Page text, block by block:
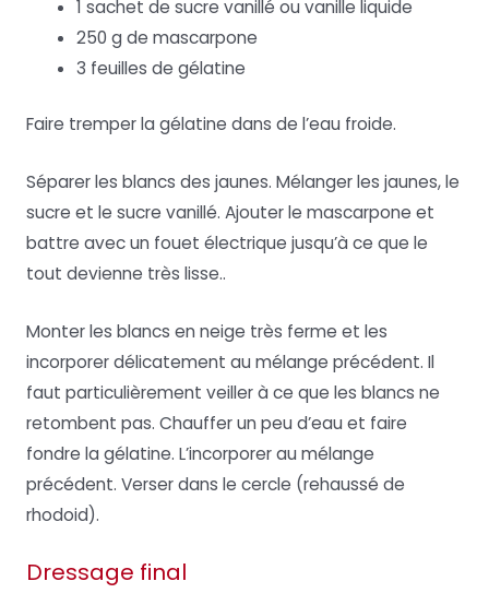
1 sachet de sucre vanillé ou vanille liquide
250 g de mascarpone
3 feuilles de gélatine
Faire tremper la gélatine dans de l’eau froide.
Séparer les blancs des jaunes. Mélanger les jaunes, le
sucre et le sucre vanillé. Ajouter le mascarpone et
battre avec un fouet électrique jusqu’à ce que le
tout devienne très lisse..
Monter les blancs en neige très ferme et les
incorporer délicatement au mélange précédent. Il
faut particulièrement veiller à ce que les blancs ne
retombent pas. Chauffer un peu d’eau et faire
fondre la gélatine. L’incorporer au mélange
précédent. Verser dans le cercle (rehaussé de
rhodoid).
Dressage final